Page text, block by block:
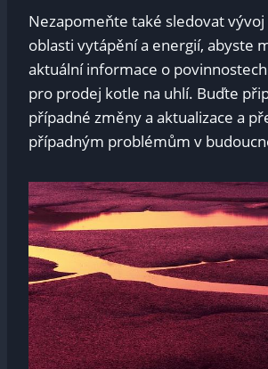
Nezapomeňte také sledovat‍
oblasti vytápění a​ energií, abyste‍
aktuální informace o
pro prodej kotle na uhlí.⁤ Buďte
případné‍ změny‍ a aktualizace⁢ a
případným problémům ⁢v